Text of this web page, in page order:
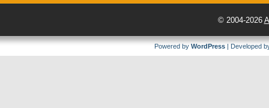
© 2004-2026
Powered by WordPress | Developed